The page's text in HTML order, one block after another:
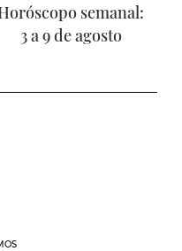
semanal:
3 a 9 de agosto